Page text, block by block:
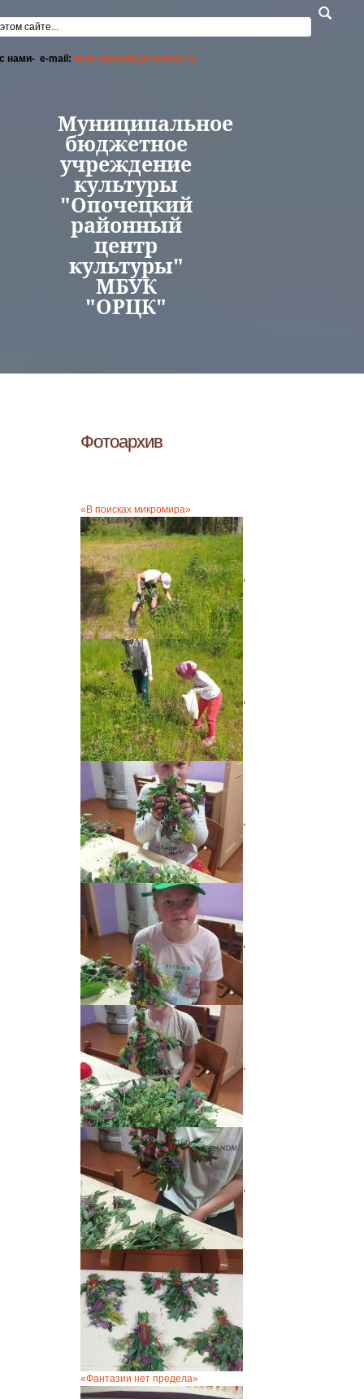
поиска
нами- e-mail: orck-opochka@rambler.ru
Муниципальное
бюджетное
учреждение
культуры
"Опочецкий
районный
центр
культуры"
МБУК
"ОРЦК"
Фотоархив
«В поисках микромира»
,
,
,
,
,
,
«Фантазии нет предела»